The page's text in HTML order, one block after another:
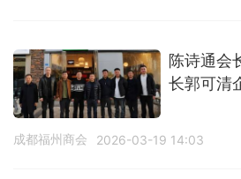
陈诗通会
长郭可清
成都福州商会 2026-03-19 14:03